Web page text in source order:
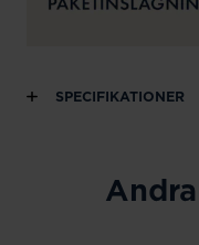
SPECIFIKATIONER